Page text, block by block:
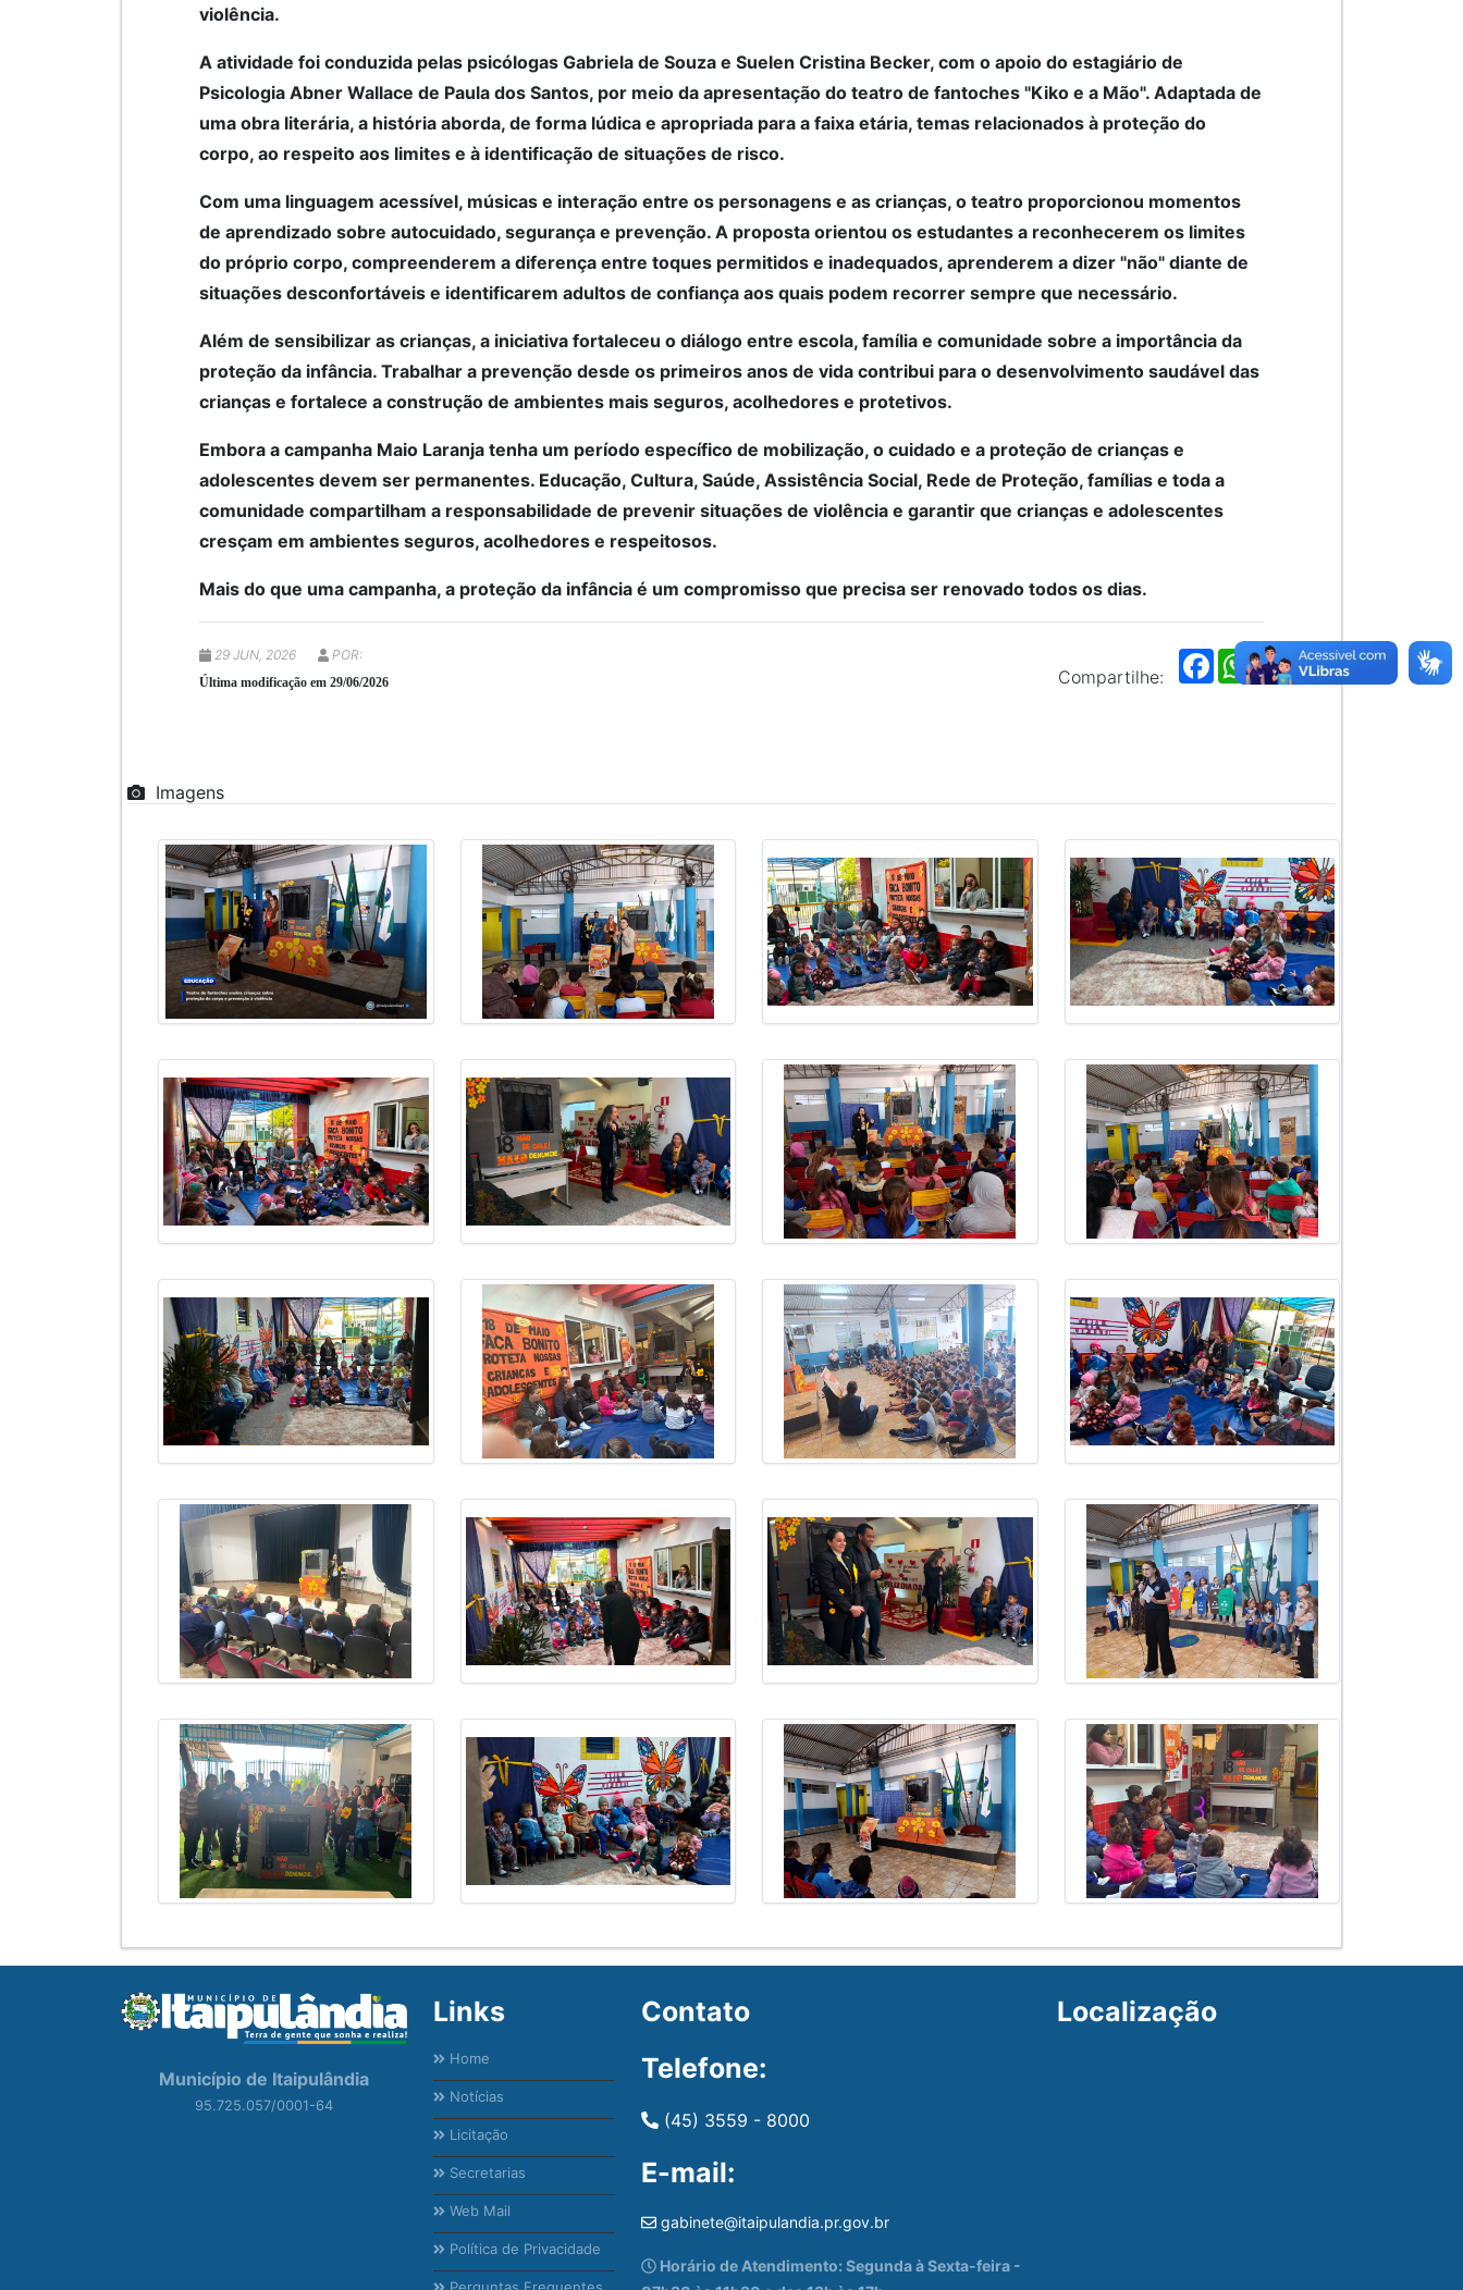
violência.
A atividade foi conduzida pelas psicólogas Gabriela de Souza e Suelen Cristina Becker, com o apoio do estagiário de
Psicologia Abner Wallace de Paula dos Santos, por meio da apresentação do teatro de fantoches "Kiko e a Mão". Adaptada de
uma obra literária, a história aborda, de forma lúdica e apropriada para a faixa etária, temas relacionados à proteção do
corpo, ao respeito aos limites e à identificação de situações de risco.
Com uma linguagem acessível, músicas e interação entre os personagens e as crianças, o teatro proporcionou momentos
de aprendizado sobre autocuidado, segurança e prevenção. A proposta orientou os estudantes a reconhecerem os limites
do próprio corpo, compreenderem a diferença entre toques permitidos e inadequados, aprenderem a dizer "não" diante de
situações desconfortáveis e identificarem adultos de confiança aos quais podem recorrer sempre que necessário.
Além de sensibilizar as crianças, a iniciativa fortaleceu o diálogo entre escola, família e comunidade sobre a importância da
proteção da infância. Trabalhar a prevenção desde os primeiros anos de vida contribui para o desenvolvimento saudável das
crianças e fortalece a construção de ambientes mais seguros, acolhedores e protetivos.
Embora a campanha Maio Laranja tenha um período específico de mobilização, o cuidado e a proteção de crianças e
adolescentes devem ser permanentes. Educação, Cultura, Saúde, Assistência Social, Rede de Proteção, famílias e toda a
comunidade compartilham a responsabilidade de prevenir situações de violência e garantir que crianças e adolescentes
cresçam em ambientes seguros, acolhedores e respeitosos.
Mais do que uma campanha, a proteção da infância é um compromisso que precisa ser renovado todos os dias.
Compartilhe:
F
a
W
h
29 JUN, 2026 POR:
Última modificação em 29/06/2026
Imagens
Município de Itaipulândia
95.725.057/0001-64
Links
Home
Notícias
Licitação
Secretarias
Web Mail
Política de Privacidade
Contato
Telefone:
(45) 3559 - 8000
E-mail:
gabinete@itaipulandia.pr.gov.br
Horário de Atendimento: Segunda à Sexta-feira -
Localização